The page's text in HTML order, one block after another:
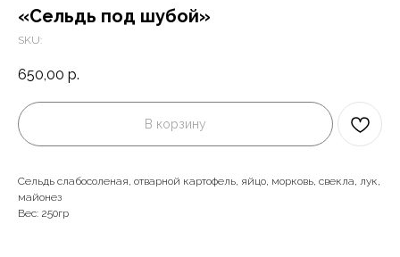
«Сельдь под шубой»
SKU:
650,00 р.
В корзину
Сельдь слабосоленая, отварной картофель, яйцо, морковь, свекла, лук,
майонез
Вес: 250гр